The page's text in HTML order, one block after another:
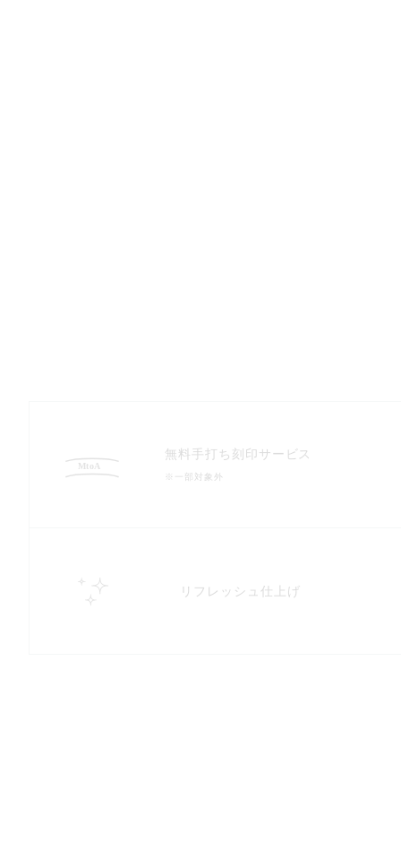
無料手打ち刻印サービス
※一部対象外
リフレッシュ仕上げ